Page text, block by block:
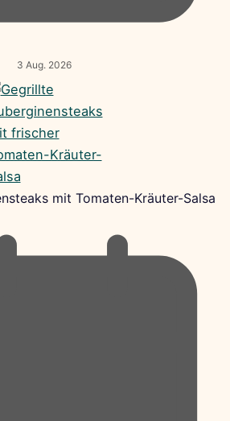
3 Aug. 2026
mit Tomaten-Kräuter-Salsa